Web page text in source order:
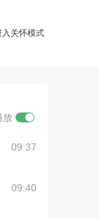
入关怀模式
放
09:37
09:40